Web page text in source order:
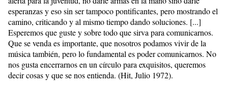
esperanzas y eso sin ser tampoco pontificantes, pero mostrando el
camino, criticando y al mismo tiempo dando soluciones. [...]
Esperemos que guste y sobre todo que sirva para comunicarnos.
Que se venda es importante, que nosotros podamos vivir de la
música también, pero lo fundamental es poder comunicarnos. No
nos gusta encerrarnos en un círculo para exquisitos, queremos
decir cosas y que se nos entienda. (Hit, Julio 1972).